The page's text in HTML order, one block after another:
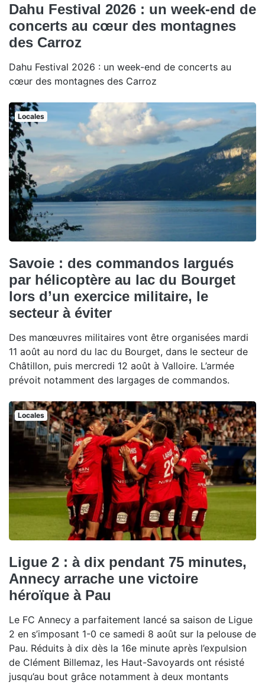
Dahu Festival 2026 : un week-end de
concerts au cœur des montagnes
des Carroz
Dahu Festival 2026 : un week-end de concerts au
cœur des montagnes des Carroz
Locales
Savoie : des commandos largués
par hélicoptère au lac du Bourget
lors d’un exercice militaire, le
secteur à éviter
Des manœuvres militaires vont être organisées mardi
11 août au nord du lac du Bourget, dans le secteur de
Châtillon, puis mercredi 12 août à Valloire. L’armée
prévoit notamment des largages de commandos.
Locales
Ligue 2 : à dix pendant 75 minutes,
Annecy arrache une victoire
héroïque à Pau
Le FC Annecy a parfaitement lancé sa saison de Ligue
2 en s’imposant 1-0 ce samedi 8 août sur la pelouse de
Pau. Réduits à dix dès la 16e minute après l’expulsion
de Clément Billemaz, les Haut-Savoyards ont résisté
jusqu’au bout grâce notamment à deux montants